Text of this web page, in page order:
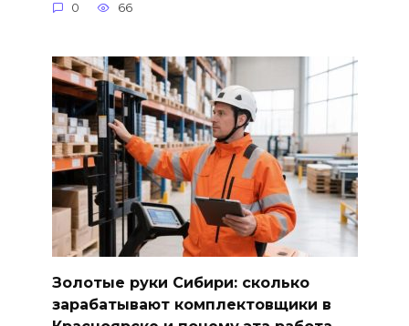
0 66
Золотые руки Сибири: сколько
зарабатывают комплектовщики в